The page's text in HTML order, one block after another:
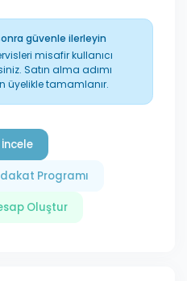
güvenle ilerleyin
misafir kullanıcı
Satın alma adımı
üyelikle tamamlanır.
Programı
Oluştur